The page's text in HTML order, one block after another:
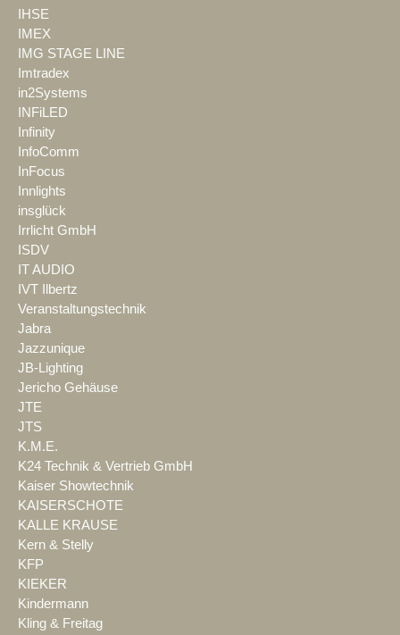
IHSE
IMEX
IMG STAGE LINE
Imtradex
in2Systems
INFiLED
Infinity
InfoComm
InFocus
Innlights
insglück
Irrlicht GmbH
ISDV
IT AUDIO
IVT Ilbertz
Veranstaltungstechnik
Jabra
Jazzunique
JB-Lighting
Jericho Gehäuse
JTE
JTS
K.M.E.
K24 Technik & Vertrieb GmbH
Kaiser Showtechnik
KAISERSCHOTE
KALLE KRAUSE
Kern & Stelly
KFP
KIEKER
Kindermann
Kling & Freitag